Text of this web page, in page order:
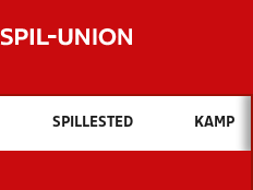
Hvad vil du søge efter?
INDHOLD OG NYHEDER
SPILLESTED KAMP